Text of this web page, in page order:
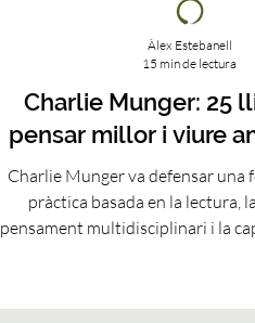
Charlie Munger: 25
pensar millor i viure
Charlie Munger va defensar una
pràctica basada en la lectura,
pensament multidisciplinari i la
més realisme, aprendre
Àlex Estebanell
15 min de lectura